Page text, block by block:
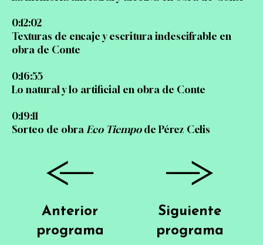
0:12:02
Texturas de encaje y escritura indescifrable en
obra de Conte
0:16:55
Lo natural y lo artificial en obra de Conte
0:19:11
Sorteo de obra Eco Tiempode Pérez Celis
Siguiente
programa
Anterior
programa